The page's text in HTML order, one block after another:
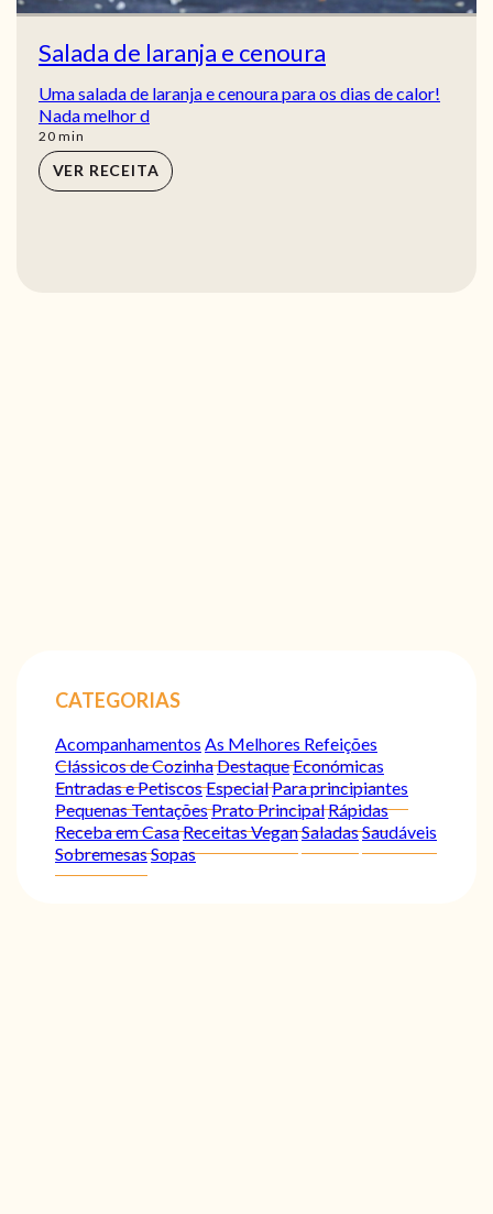
Salada de laranja e cenoura
Uma salada de laranja e cenoura para os dias de calor!
Nada melhor d
20min
min
VER RECEITA
CATEGORIAS
Acompanhamentos As Melhores Refeições
Clássicos de CozinhaDestaqueEconómicas
Entradas e PetiscosEspecialPara principiantes
Pequenas TentaçõesPrato PrincipalRápidas
Receba em CasaReceitas VeganSaladasSaudáveis
SobremesasSopas